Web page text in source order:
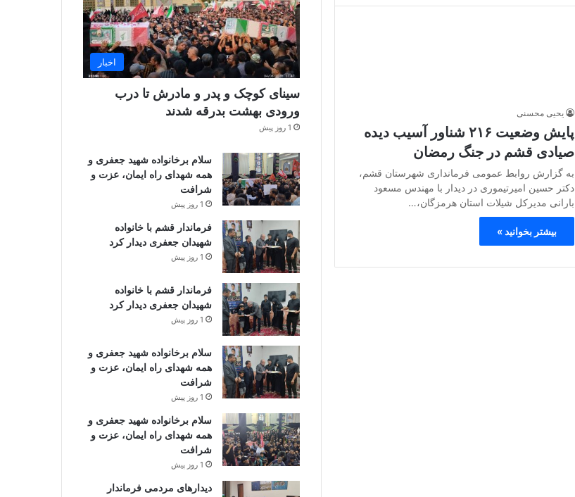
یحیی محسنی
پایش وضعیت ۲۱۶ شناور آسیب دیده
صیادی قشم در جنگ رمضان
به گزارش روابط عمومی فرمانداری شهرستان قشم،
دکتر حسین امیرتیموری در دیدار با مهندس مسعود
بارانی مدیرکل شیلات استان هرمزگان،…
بیشتر بخوانید »
اخبار
سینای کوچک و پدر و مادرش تا درب
ورودی بهشت بدرقه شدند
1 روز پیش
سلام برخانواده شهید جعفری و
همه شهدای راه ایمان، عزت و
شرافت
1 روز پیش
فرماندار قشم با خانواده
شهیدان جعفری دیدار کرد
1 روز پیش
فرماندار قشم با خانواده
شهیدان جعفری دیدار کرد
1 روز پیش
سلام برخانواده شهید جعفری و
همه شهدای راه ایمان، عزت و
شرافت
1 روز پیش
سلام برخانواده شهید جعفری و
همه شهدای راه ایمان، عزت و
شرافت
1 روز پیش
دیدارهای مردمی فرماندار